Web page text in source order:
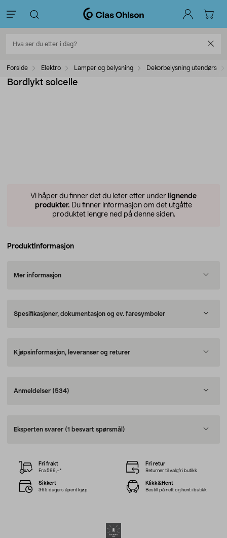
Forside Elektro Lamper og belysning Dekorbelysning utendørs
Bordlykt solcelle
Vi håper du finner det du leter etter under lignende
produkter. Du finner informasjon om det utgåtte
produktet lengre ned på denne siden.
Produktinformasjon
Mer informasjon
Spesifikasjoner, dokumentasjon og ev. faresymboler
Kjøpsinformasjon, leveranser og returer
Anmeldelser (534)
Eksperten svarer (1 besvart spørsmål)
Fri frakt
Fra 599,–*
Fri retur
Returner til valgfri butikk
Sikkert
365 dagers åpent kjøp
Klikk&Hent
Bestill på nett og hent i butikk